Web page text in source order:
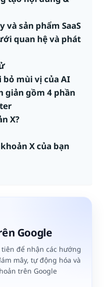
và sản phẩm SaaS
quan hệ và phát
mùi vị của AI
giản gồm 4 phần
X?
X của bạn
Google
để nhận các hướng
mây, tự động hóa và
trên Google